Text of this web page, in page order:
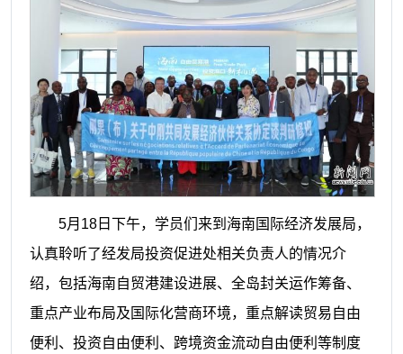
5月18日下午，学员们来到海南国际经济发展局，
认真聆听了经发局投资促进处相关负责人的情况介
绍，包括海南自贸港建设进展、全岛封关运作筹备、
重点产业布局及国际化营商环境，重点解读贸易自由
便利、投资自由便利、跨境资金流动自由便利等制度